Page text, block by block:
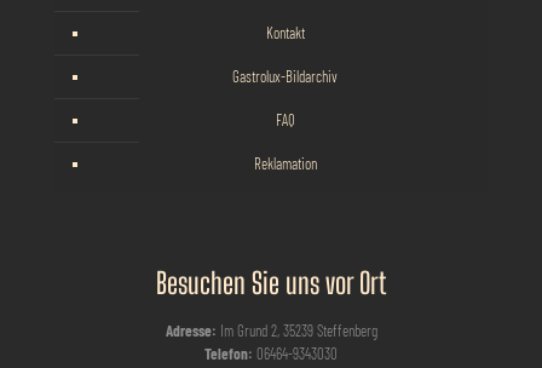
Kontakt
Gastrolux-Bildarchiv
FAQ
Reklamation
Besuchen Sie uns vor Ort
Adresse: Im Grund 2, 35239 Steffenberg
Telefon: 06464-9343030